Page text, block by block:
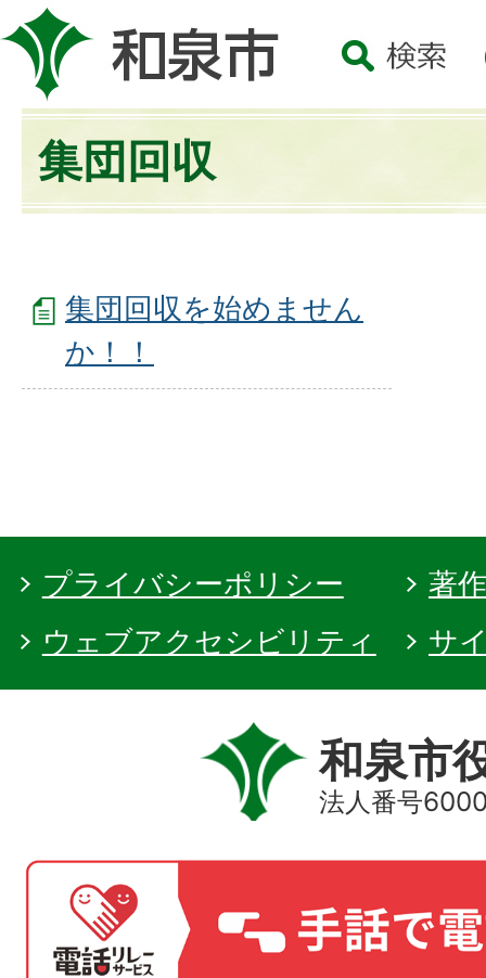
集団回収
集団回収を始めません
か！！
プライバシーポリシー
著
ウェブアクセシビリティ
サ
和泉市
法人番号